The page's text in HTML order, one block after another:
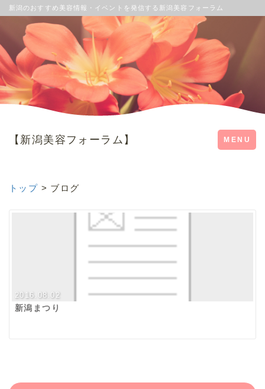
新潟のおすすめ美容情報・イベントを発信する新潟美容フォーラム
Toggle
navigation
MENU
【新潟美容フォーラム】
トップ > ブログ
2016.08.02
新潟まつり